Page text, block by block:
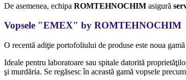
De asemenea, echipa ROMTEHNOCHIM asigură
Vopsele "EMEX" by ROMTEHNOCHIM
O recentă adiţie portofoliului de produse este noua
Ideale pentru laboratoare sau spitale datorită
şi murdăria. Se regăsesc în această gamă vopsele